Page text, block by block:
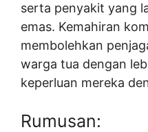
serta penyakit yang
emas. Kemahiran
membolehkan
warga tua dengan
keperluan mereka
Rumusan: